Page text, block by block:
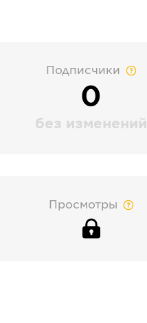
Подписчики
0
без изменений
Просмотры